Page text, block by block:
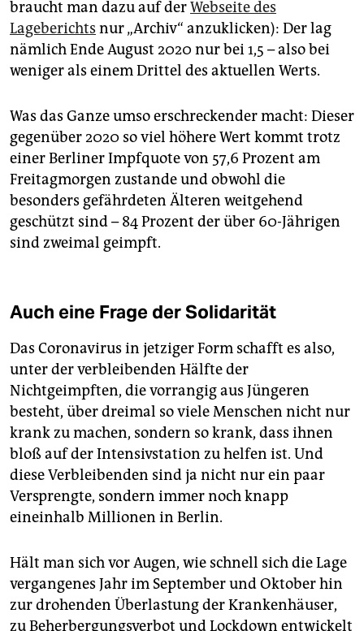
braucht man dazu auf derWebseite des
Lageberichts nur „Archiv“ anzuklicken): Der lag
nämlich Ende August 2020 nur bei 1,5 – also bei
weniger als einem Drittel des aktuellen Werts.
Was das Ganze umso erschreckender macht: Dieser
gegenüber 2020 so viel höhere Wert kommt trotz
einer Berliner Impfquote von 57,6 Prozent am
Freitagmorgen zustande und obwohl die
besonders gefährdeten Älteren weitgehend
geschützt sind – 84 Prozent der über 60-Jährigen
sind zweimal geimpft.
Auch eine Frage der Solidarität
Das Coronavirus in jetziger Form schafft es also,
unter der verbleibenden Hälfte der
Nichtgeimpften, die vorrangig aus Jüngeren
besteht, über dreimal so viele Menschen nicht nur
krank zu machen, sondern so krank, dass ihnen
bloß auf der Intensivstation zu helfen ist. Und
diese Verbleibenden sind ja nicht nur ein paar
Versprengte, sondern immer noch knapp
eineinhalb Millionen in Berlin.
Hält man sich vor Augen, wie schnell sich die Lage
vergangenes Jahr im September und Oktober hin
zur drohenden Überlastung der Krankenhäuser,
zu Beherbergungsverbot und Lockdown entwickelt